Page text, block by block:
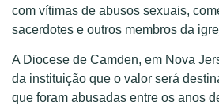
com vítimas de abusos sexuais,
sacerdotes e outros membros da
A Diocese de Camden, em Nova
da instituição que o valor será
que foram abusadas entre os anos